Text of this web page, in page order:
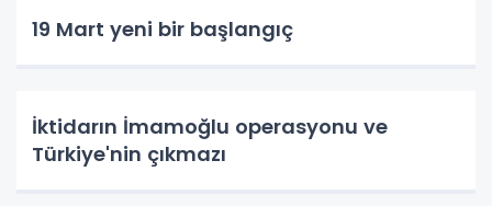
19 Mart yeni bir başlangıç
İktidarın İmamoğlu operasyonu ve
Türkiye'nin çıkmazı